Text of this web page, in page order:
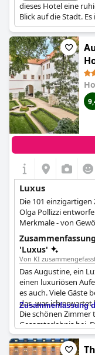
dieses Hotel eine
Blick auf die Stadt.
Unterkünfte und
eine ruhige Flucht im
Luxus
Die 101
Olga Pollizzi
Merkmale - von
zeitgenössischem
kombinierte.
'Luxus'
Von KI
Das Augustine, ein
einen luxuriösen
es auch. Viele Gäste
das, was ich
Die schönen
Gesamterlebnis bei.
seine stilvolle und
einem echten 5-
Zusammenfassung